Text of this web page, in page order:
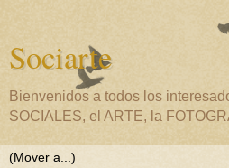
Sociarte
Bienvenidos a todos los
SOCIALES, el ARTE, la